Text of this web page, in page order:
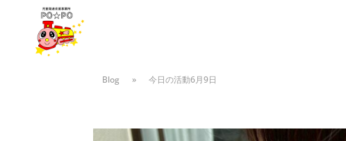
Blog » 今日の活動6月9日